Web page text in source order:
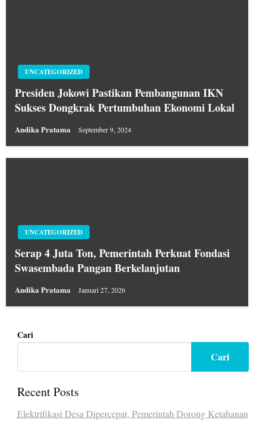
UNCATEGORIZED
Presiden Jokowi Pastikan Pembangunan IKN
Sukses Dongkrak Pertumbuhan Ekonomi Lokal
Andika Pratama September 9, 2024
UNCATEGORIZED
Serap 4 Juta Ton, Pemerintah Perkuat Fondasi
Swasembada Pangan Berkelanjutan
Andika Pratama Januari 27, 2026
Cari
Cari
Recent Posts
Elektrifikasi Desa Dipercepat, Pemerintah Dorong Ketahanan